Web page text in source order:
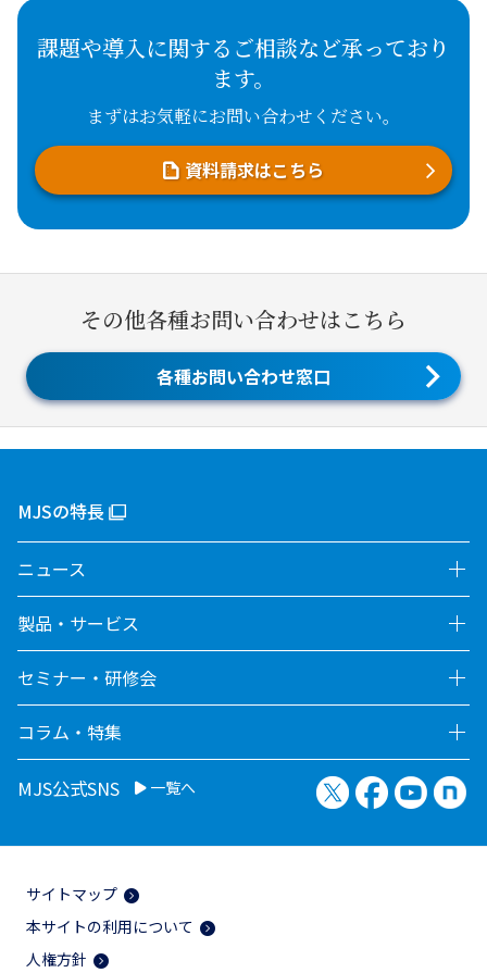
課題や導入に関するご相談など承っており
ます。
まずはお気軽にお問い合わせください。
資料請求はこちら
その他各種お問い合わせはこちら
各種お問い合わせ窓口
MJSの特長
ニュース
製品・サービス
セミナー・研修会
コラム・特集
MJS公式SNS 一覧へ X（旧Twitter）
Facebook
サイトマップ
本サイトの利用について
人権方針